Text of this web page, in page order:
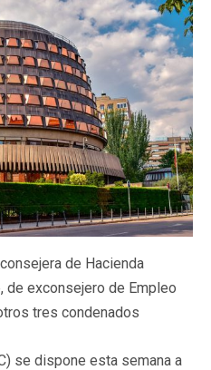
de Hacienda
de exconsejero de Empleo
tres condenados
se dispone esta semana a